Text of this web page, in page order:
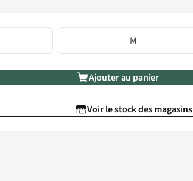
M
Ajouter au panier
Voir le stock des magasins